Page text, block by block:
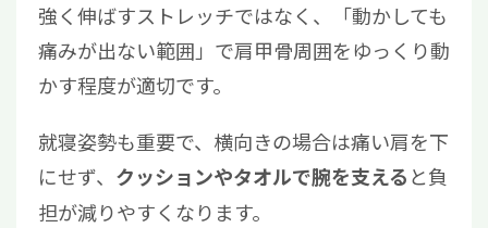
強く伸ばすストレッチではなく、「動かしても
痛みが出ない範囲」で肩甲骨周囲をゆっくり動
かす程度が適切です。
就寝姿勢も重要で、横向きの場合は痛い肩を下
にせず、 クッションやタオルで腕を支えると負
担が減りやすくなります。